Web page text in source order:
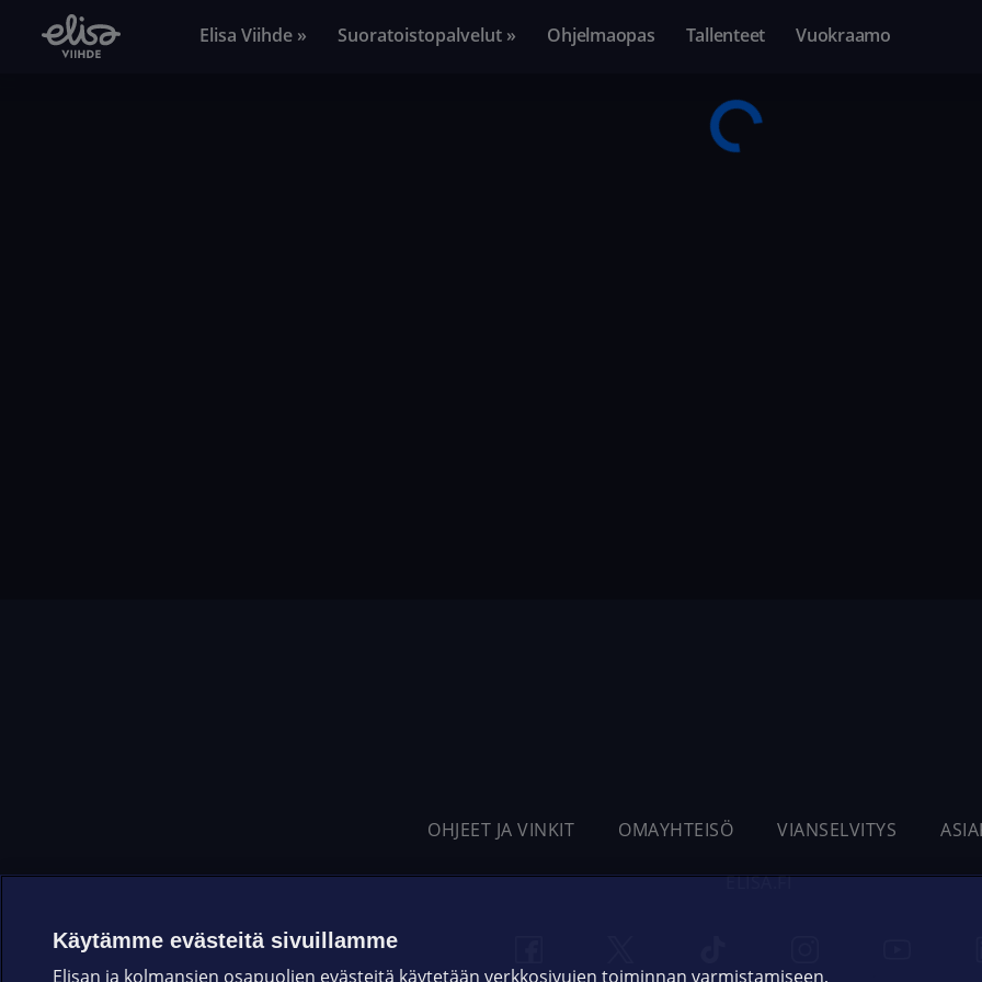
Elisa Viihde » Suoratoistopalvelut » Ohjelmaopas Tallenteet Vuokraamo
OHJEET JA VINKIT OMAYHTEISÖ VIANSELVITYS
ELISA.FI
Käytämme evästeitä sivuillamme
Elisan ja kolmansien osapuolien evästeitä käytetään verkkosivujen toiminnan varmistamiseen,